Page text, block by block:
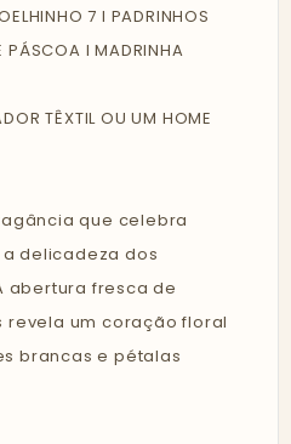
7 I PADRINHOS
I MADRINHA
TÊXTIL OU UM HOME
que celebra
delicadeza dos
abertura fresca de
revela um coração floral
brancas e pétalas